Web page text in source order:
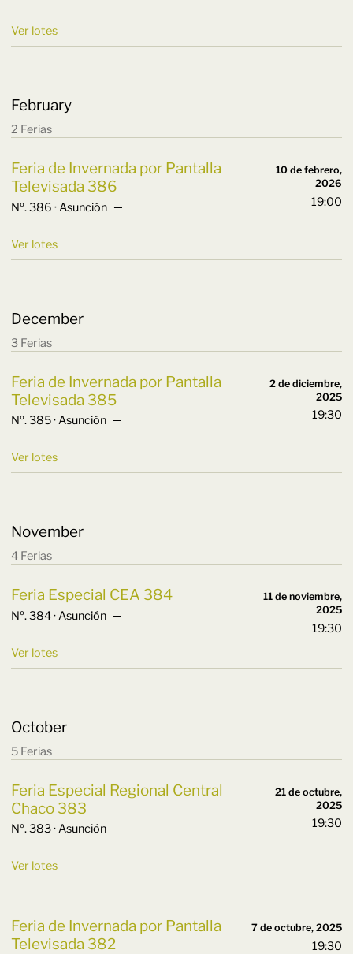
Ver lotes
February
2 Ferias
Feria de Invernada por Pantalla
Televisada 386
Nº. 386 · Asunción ─
Ver lotes
10 de febrero,
2026
19:00
December
3 Ferias
Feria de Invernada por Pantalla
Televisada 385
Nº. 385 · Asunción ─
Ver lotes
2 de diciembre,
2025
19:30
November
4 Ferias
Feria Especial CEA 384
Nº. 384 · Asunción ─
Ver lotes
11 de noviembre,
2025
19:30
October
5 Ferias
Feria Especial Regional Central
Chaco 383
Nº. 383 · Asunción ─
Ver lotes
21 de octubre,
2025
19:30
Feria de Invernada por Pantalla
Televisada 382
7 de octubre, 2025
19:30